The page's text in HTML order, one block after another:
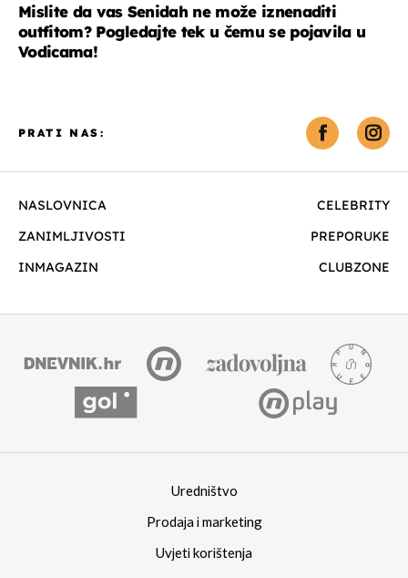
Mislite da vas Senidah ne može iznenaditi
outfitom? Pogledajte tek u čemu se pojavila u
Vodicama!
NASLOVNICA
CELEBRITY
ZANIMLJIVOSTI
PREPORUKE
INMAGAZIN
CLUBZONE
PRATI NAS:
Uredništvo
Prodaja i marketing
Uvjeti korištenja